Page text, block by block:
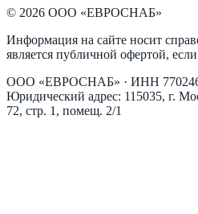
© 2026 ООО «ЕВРОСНАБ»
Информация на сайте носит
является публичной офертой,
ООО «ЕВРОСНАБ» · ИНН
Юридический адрес: 115035, г.
72, стр. 1, помещ. 2/1